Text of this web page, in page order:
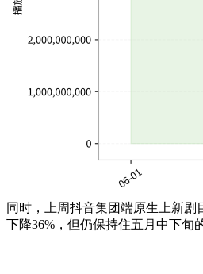
同时，上周抖音集团端原生上新剧
下降36%，但仍保持住五月中下旬